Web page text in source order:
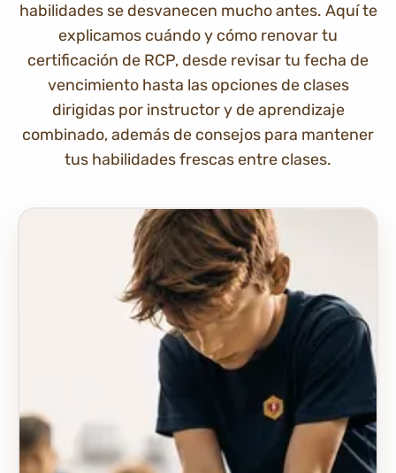
habilidades se desvanecen mucho antes. Aquí te
explicamos cuándo y cómo renovar tu
certificación de RCP, desde revisar tu fecha de
vencimiento hasta las opciones de clases
dirigidas por instructor y de aprendizaje
combinado, además de consejos para mantener
tus habilidades frescas entre clases.